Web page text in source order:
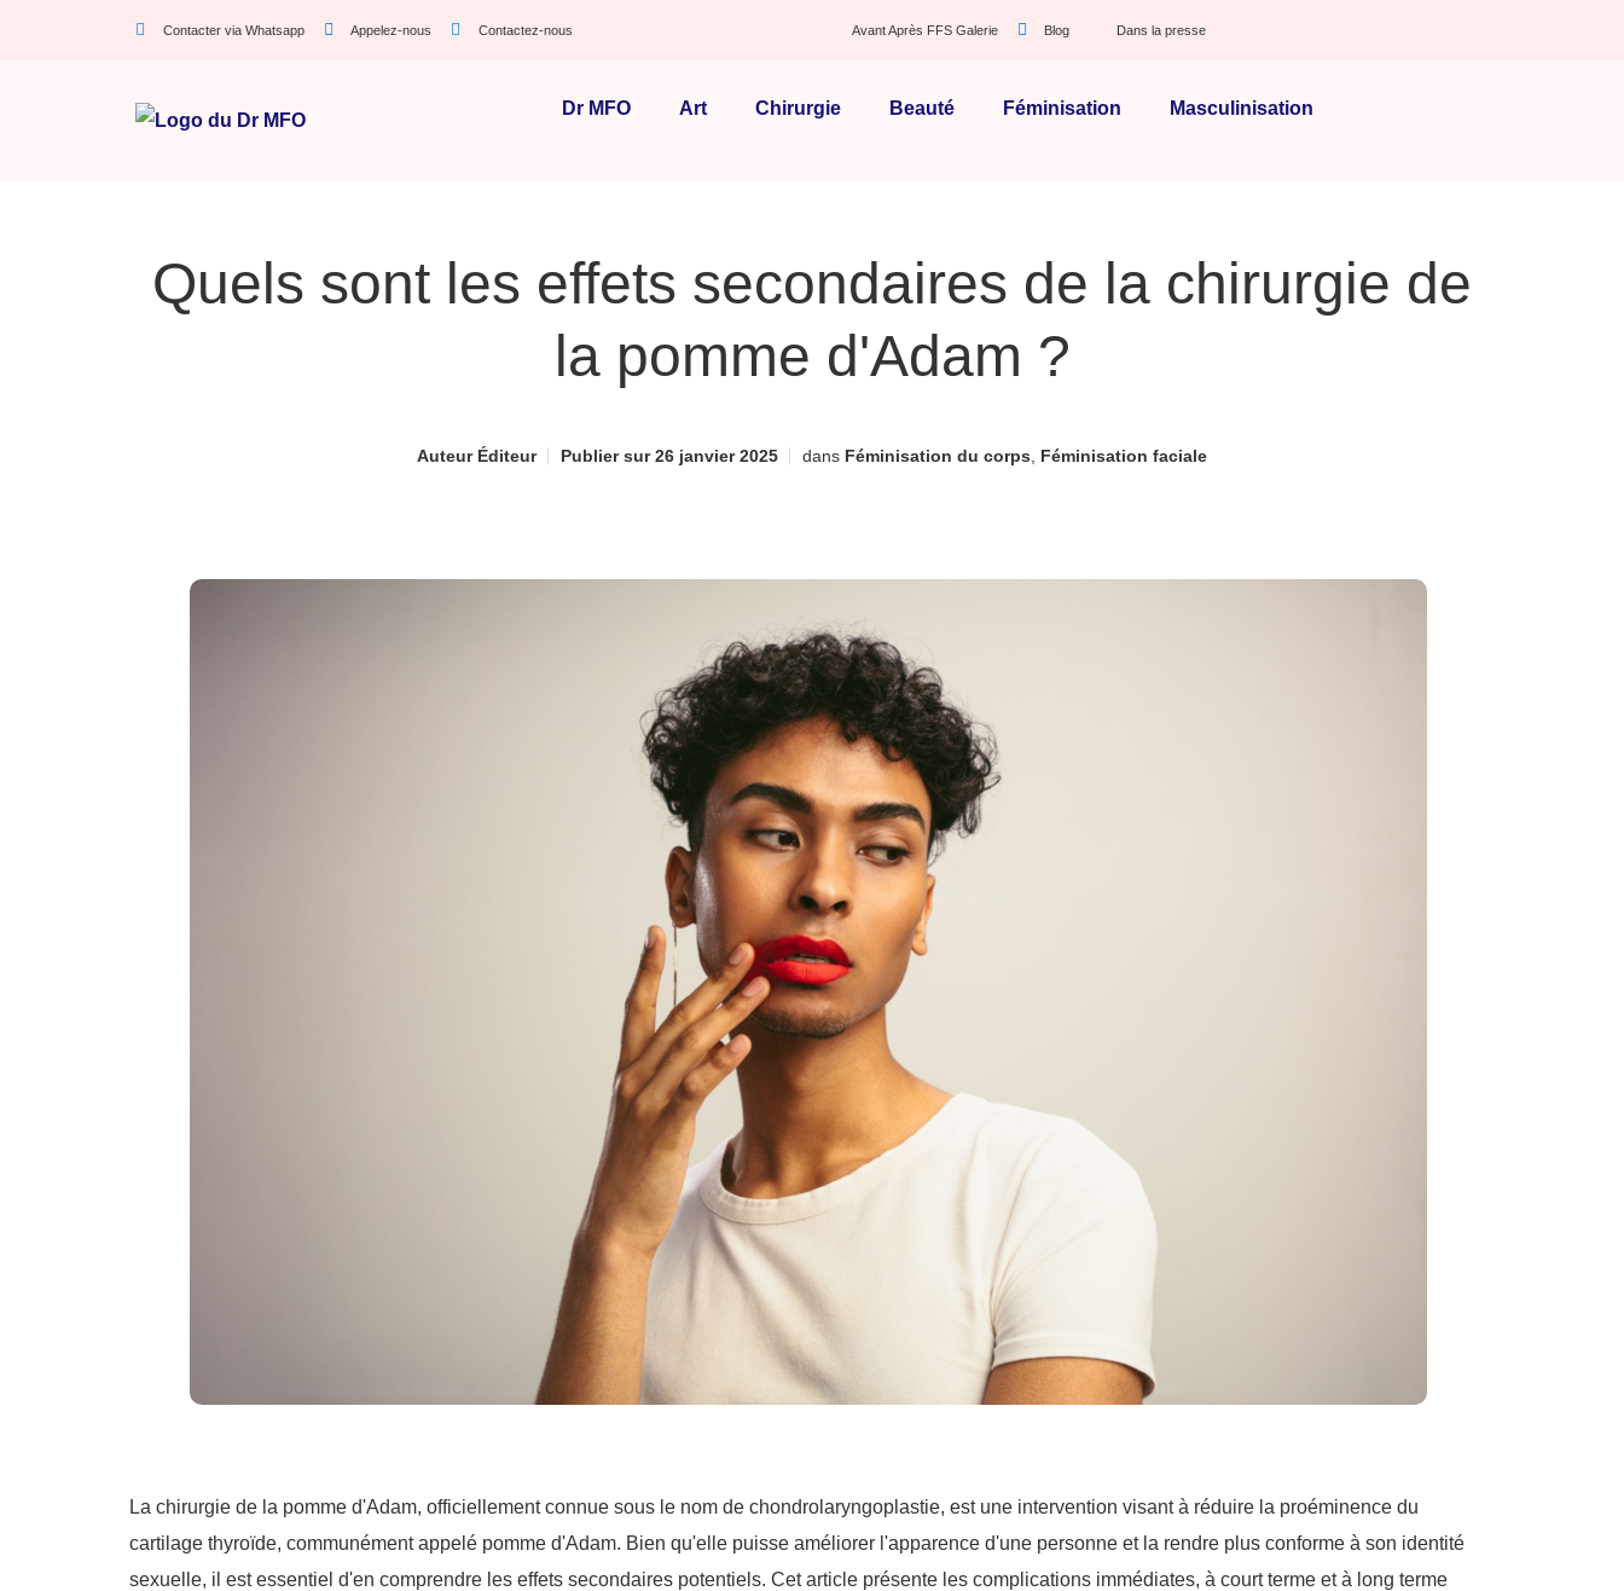
Contacter via Whatsapp Appelez-nous Contactez-nous Avant Après FFS Galerie Blog Dans la presse
Dr MFO Art Chirurgie Beauté Féminisation Masculinisation
Quels sont les effets secondaires de la chirurgie de
la pomme d'Adam ?
AuteurÉditeur Publier sur26 janvier 2025 dans Féminisation du corps Féminisation faciale
La chirurgie de la pomme d'Adam, officiellement connue sous le nom de chondrolaryngoplastie, est une intervention visant à réduire la proéminence du
cartilage thyroïde, communément appelé pomme d'Adam. Bien qu'elle puisse améliorer l'apparence d'une personne et la rendre plus conforme à son identité
sexuelle, il est essentiel d'en comprendre les effets secondaires potentiels. Cet article présente les complications immédiates, à court terme et à long terme